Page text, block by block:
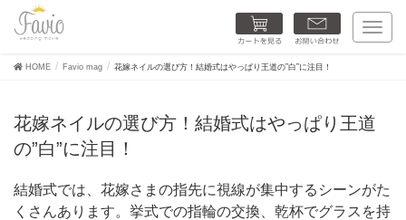
T
o
n
a
g
a
t
お問い合わせ
カートを見る
HOME Favio mag 花嫁ネイルの選び方！結婚式はやっぱり王道の”白”に注目！
花嫁ネイルの選び方！結婚式はやっぱり王道
の”白”に注目！
結婚式では、花嫁さまの指先に視線が集中するシーンがた
くさんあります。挙式での指輪の交換、乾杯でグラスを持